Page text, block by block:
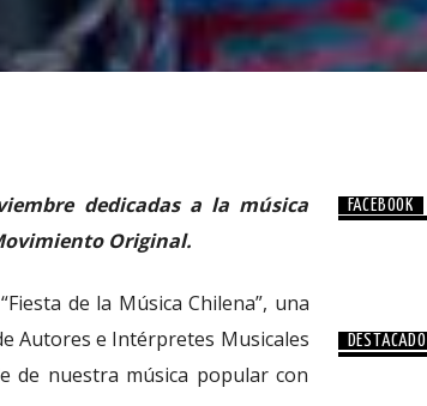
dedicadas a la música
Original.
de la Música Chilena”, una
Autores e Intérpretes Musicales
de nuestra música popular con
FACEBOOK
DESTACADO